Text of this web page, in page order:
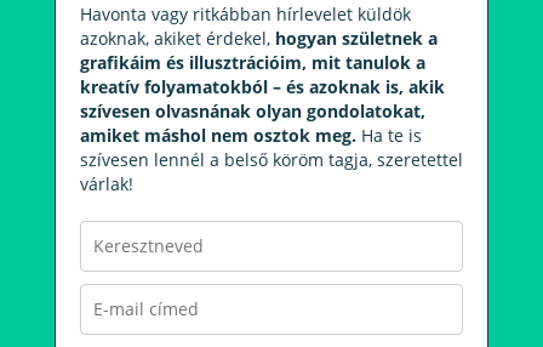
Havonta vagy ritkábban hírlevelet küldök
azoknak, akiket érdekel, hogyan születnek a
grafikáim és illusztrációim, mit tanulok a
kreatív folyamatokból – és azoknak is, akik
szívesen olvasnának olyan gondolatokat,
amiket máshol nem osztok meg.Ha te is
szívesen lennél a belső köröm tagja, szeretettel
várlak!